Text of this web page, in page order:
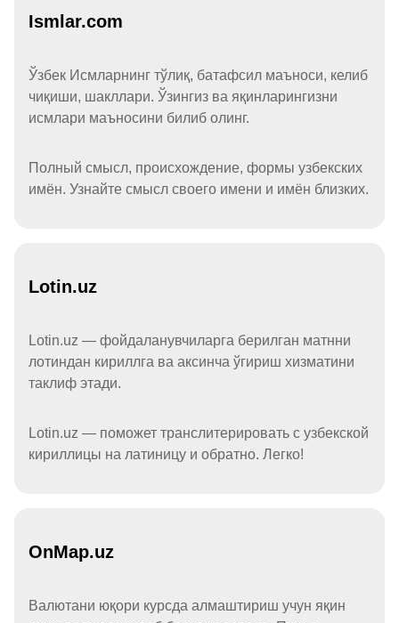
Ismlar.com
Ўзбек Исмларнинг тўлиқ, батафсил маъноси, келиб
чиқиши, шакллари. Ўзингиз ва яқинларингизни
исмлари маъносини билиб олинг.
Полный смысл, происхождение, формы узбекских
имён. Узнайте смысл своего имени и имён близких.
Lotin.uz
Lotin.uz — фойдаланувчиларга берилган матнни
лотиндан кириллга ва аксинча ўгириш хизматини
таклиф этади.
Lotin.uz — поможет транслитерировать с узбекской
кириллицы на латиницу и обратно. Легко!
OnMap.uz
Валютани юқори курсда алмаштириш учун яқин